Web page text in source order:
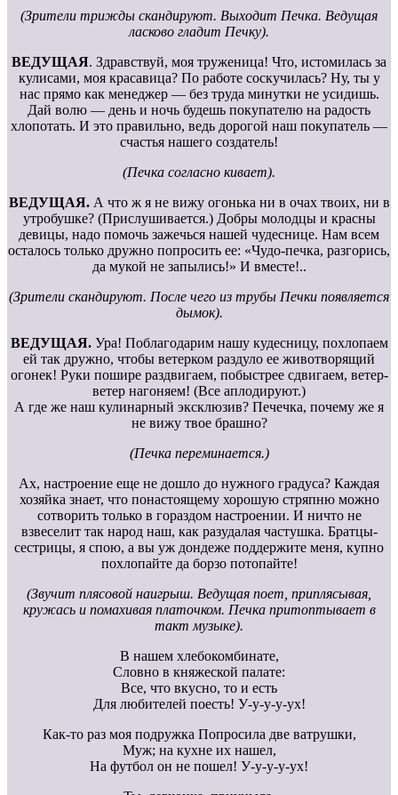
(Зрители трижды скандируют. Выходит Печка. Ведущая
ласково гладит Печку).
ВЕДУЩАЯ. Здравствуй, моя труженица! Что, истомилась за
кулисами, моя красавица? По работе соскучилась? Ну, ты у
нас прямо как менеджер — без труда минутки не усидишь.
Дай волю — день и ночь будешь покупателю на радость
хлопотать. И это правильно, ведь дорогой наш покупатель —
счастья нашего создатель!
(Печка согласно кивает).
ВЕДУЩАЯ.А что ж я не вижу огонька ни в очах твоих, ни в
утробушке? (Прислушивается.) Добры молодцы и красны
девицы, надо помочь зажечься нашей чудеснице. Нам всем
осталось только дружно попросить ее: «Чудо-печка, разгорись,
да мукой не запылись!» И вместе!..
(Зрители скандируют. После чего из трубы Печки появляется
дымок).
ВЕДУЩАЯ.Ура! Поблагодарим нашу кудесницу, похлопаем
ей так дружно, чтобы ветерком раздуло ее животворящий
огонек! Руки пошире раздвигаем, побыстрее сдвигаем, ветер-
ветер нагоняем! (Все аплодируют.)
А где же наш кулинарный эксклюзив? Печечка, почему же я
не вижу твое брашно?
(Печка переминается.)
Ах, настроение еще не дошло до нужного градуса? Каждая
хозяйка знает, что понастоящему хорошую стряпню можно
сотворить только в гораздом настроении. И ничто не
взвеселит так народ наш, как разудалая частушка. Братцы-
сестрицы, я спою, а вы уж дондеже поддержите меня, купно
похлопайте да борзо потопайте!
(Звучит плясовой наигрыш. Ведущая поет, приплясывая,
кружась и помахивая платочком. Печка притоптывает в
такт музыке).
В нашем хлебокомбинате,
Словно в княжеской палате:
Все, что вкусно, то и есть
Для любителей поесть! У-у-у-у-ух!
Как-то раз моя подружка Попросила две ватрушки,
Муж; на кухне их нашел,
На футбол он не пошел! У-у-у-у-ух!